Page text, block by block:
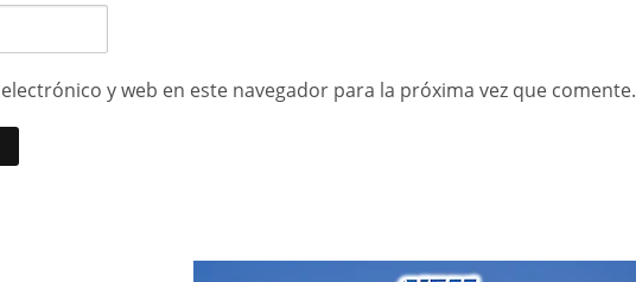
y web en este navegador para la próxima vez que comente.